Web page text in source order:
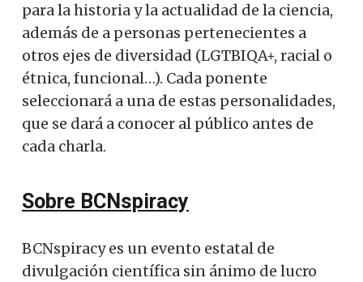
para la historia y la actualidad de la ciencia,
además de a personas pertenecientes a
otros ejes de diversidad (LGTBIQA+, racial o
étnica, funcional…). Cada ponente
seleccionará a una de estas personalidades,
que se dará a conocer al público antes de
cada charla.
Sobre BCNspiracy
BCNspiracy es un evento estatal de
divulgación científica sin ánimo de lucro